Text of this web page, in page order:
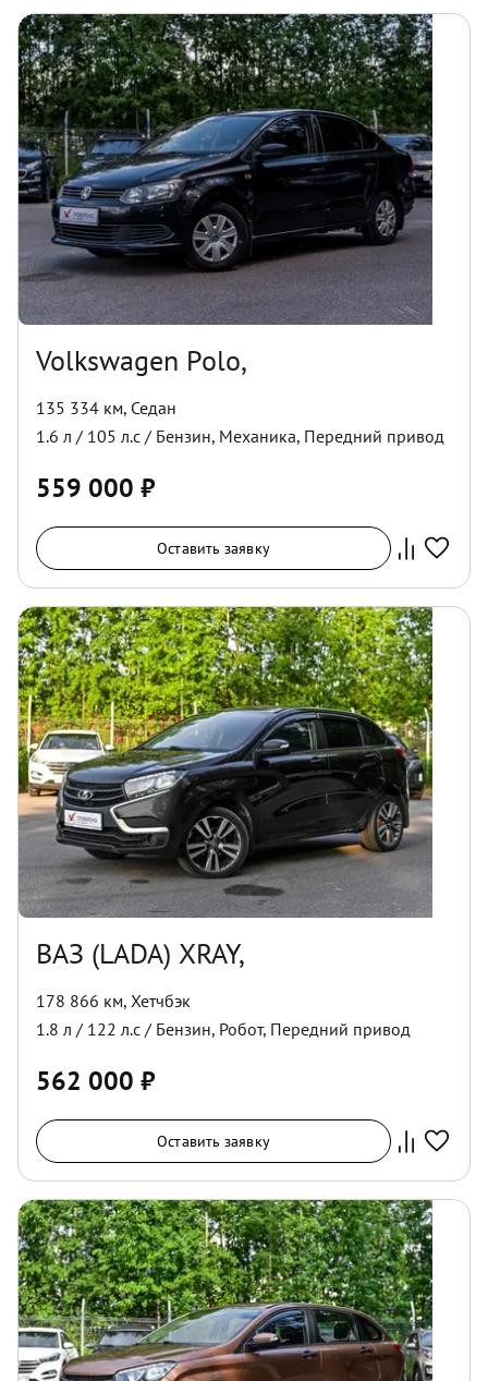
Volkswagen Polo,
135 334 км, Седан
1.6 л / 105 л.с / Бензин, Механика, Передний привод
559 000 ₽
Оставить заявку
ВАЗ (LADA) XRAY,
178 866 км, Хетчбэк
1.8 л / 122 л.с / Бензин, Робот, Передний привод
562 000 ₽
Оставить заявку